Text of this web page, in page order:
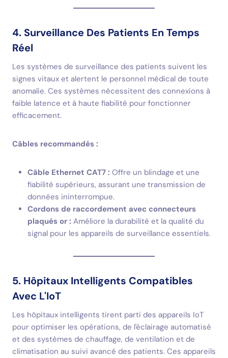
4. Surveillance Des Patients En Temps
Réel
Les systèmes de surveillance des patients suivent les
signes vitaux et alertent le personnel médical de toute
anomalie. Ces systèmes nécessitent des connexions à
faible latence et à haute fiabilité pour fonctionner
efficacement.
Câbles recommandés :
Câble Ethernet CAT7 : Offre un blindage et une
fiabilité supérieurs, assurant une transmission de
données ininterrompue.
Cordons de raccordement avec connecteurs
plaqués or : Améliore la durabilité et la qualité du
signal pour les appareils de surveillance essentiels.
5. Hôpitaux Intelligents Compatibles
Avec L'IoT
Les hôpitaux intelligents tirent parti des appareils IoT
pour optimiser les opérations, de l'éclairage automatisé
et des systèmes de chauffage, de ventilation et de
climatisation au suivi avancé des patients. Ces appareils